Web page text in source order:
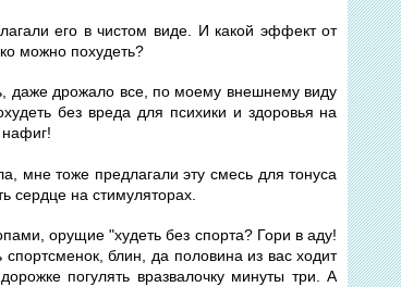
его в чистом виде. И какой эффект от
можно похудеть?
даже дрожало все, по моему внешнему виду
без вреда для психики и здоровья на
мне тоже предлагали эту смесь для тонуса
сердце на стимуляторах.
орущие "худеть без спорта? Гори в аду!
блин, да половина из вас ходит
погулять вразвалочку минуты три. А